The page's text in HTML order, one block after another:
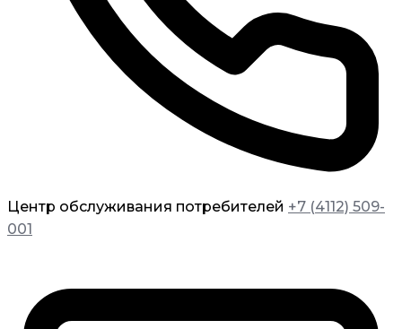
Центр обслуживания потребителей +7 (4112) 509-
001